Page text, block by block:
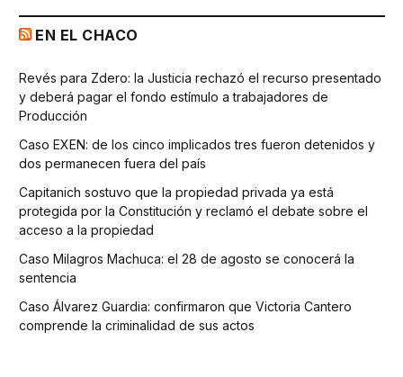
EN EL CHACO
Revés para Zdero: la Justicia rechazó el recurso presentado
y deberá pagar el fondo estímulo a trabajadores de
Producción
Caso EXEN: de los cinco implicados tres fueron detenidos y
dos permanecen fuera del país
Capitanich sostuvo que la propiedad privada ya está
protegida por la Constitución y reclamó el debate sobre el
acceso a la propiedad
Caso Milagros Machuca: el 28 de agosto se conocerá la
sentencia
Caso Álvarez Guardia: confirmaron que Victoria Cantero
comprende la criminalidad de sus actos